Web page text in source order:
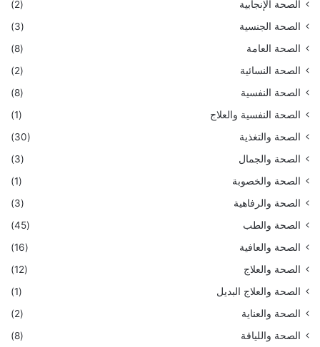
الصحة الإنجابية
(2)
الصحة الجنسية
(3)
الصحة العامة
(8)
الصحة النسائية
(2)
الصحة النفسية
(8)
الصحة النفسية والعلاج
(1)
الصحة والتغذية
(30)
الصحة والجمال
(3)
الصحة والخصوبة
(1)
الصحة والرفاهية
(3)
الصحة والطب
(45)
الصحة والعافية
(16)
الصحة والعلاج
(12)
الصحة والعلاج البديل
(1)
الصحة والعناية
(2)
الصحة واللياقة
(8)